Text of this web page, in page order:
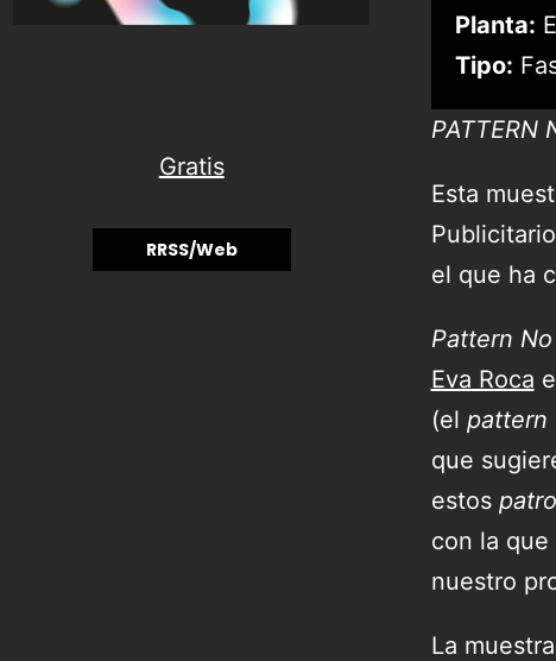
Gratis
RRSS/Web
Planta:
Tipo:
PATTERN
Esta
el que ha
Pattern
Eva Roca
(el pattern
que
estos
con la
nuestro
La